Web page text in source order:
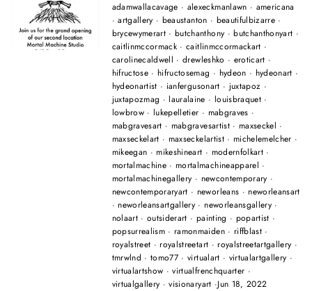
adamwallacavage · alexeckmanlawn · americana
·artgallery · beaustanton · beautifulbizarre ·
brycewymerart ·butchanthony ·butchanthonyart ·
caitlinmccormack ·caitlinmccormackart ·
carolinecaldwell ·drewleshko · eroticart ·
hifructose · hifructosemag · hydeon · hydeonart ·
hydeonartist · ianfergusonart · juxtapoz ·
juxtapozmag · lauralaine · louisbraquet·
lowbrow · lukepelletier · mabgraves ·
mabgravesart · mabgravesartist· maxseckel ·
maxseckelart · maxseckelartist· michelemelcher ·
mikeegan · mikeshineart · modernfolkart·
mortalmachine · mortalmachineapparel ·
mortalmachinegallery · newcontemporary ·
newcontemporaryart · neworleans · neworleansart
· neworleansartgallery · neworleansgallery·
nolaart ·outsiderart · painting · popartist ·
popsurrealism · ramonmaiden· riffblast·
royalstreet · royalstreetart · royalstreetartgallery ·
tmrwlnd ·tomo77 ·virtualart · virtualartgallery ·
virtualartshow ·virtualfrenchquarter ·
virtualgallery ·visionaryart ·Jun 18, 2022